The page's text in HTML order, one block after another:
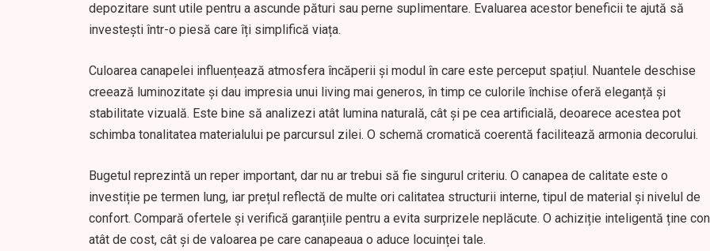
depozitare sunt utile pentru a ascunde pături sau perne suplimentare. Evaluarea acestor beneficii te ajută să
investești într-o piesă care îți simplifică viața.
Culoarea canapelei influențează atmosfera încăperii și modul în care este perceput spațiul. Nuantele deschise
creează luminozitate și dau impresia unui living mai generos, în timp ce culorile închise oferă eleganță și
stabilitate vizuală. Este bine să analizezi atât lumina naturală, cât și pe cea artificială, deoarece acestea pot
schimba tonalitatea materialului pe parcursul zilei. O schemă cromatică coerentă facilitează armonia decorului.
Bugetul reprezintă un reper important, dar nu ar trebui să fie singurul criteriu. O canapea de calitate este o
investiție pe termen lung, iar prețul reflectă de multe ori calitatea structurii interne, tipul de material și nivelul de
confort. Compară ofertele și verifică garanțiile pentru a evita surprizele neplăcute. O achiziție inteligentă ține
atât de cost, cât și de valoarea pe care canapeaua o aduce locuinței tale.